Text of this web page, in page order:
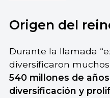
Origen del
Durante la llamada
diversificaron
540 millones de
diversificación y